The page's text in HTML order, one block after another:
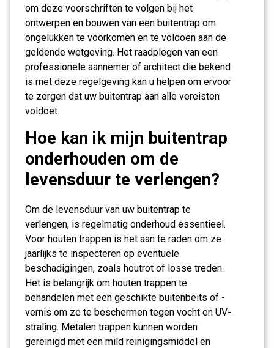
om deze voorschriften te volgen bij het
ontwerpen en bouwen van een buitentrap om
ongelukken te voorkomen en te voldoen aan de
geldende wetgeving. Het raadplegen van een
professionele aannemer of architect die bekend
is met deze regelgeving kan u helpen om ervoor
te zorgen dat uw buitentrap aan alle vereisten
voldoet.
Hoe kan ik mijn buitentrap
onderhouden om de
levensduur te verlengen?
Om de levensduur van uw buitentrap te
verlengen, is regelmatig onderhoud essentieel.
Voor houten trappen is het aan te raden om ze
jaarlijks te inspecteren op eventuele
beschadigingen, zoals houtrot of losse treden.
Het is belangrijk om houten trappen te
behandelen met een geschikte buitenbeits of -
vernis om ze te beschermen tegen vocht en UV-
straling. Metalen trappen kunnen worden
gereinigd met een mild reinigingsmiddel en